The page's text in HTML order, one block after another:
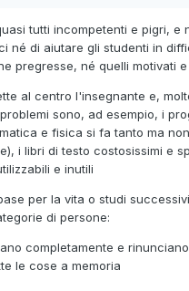
tutti incompetenti e pigri, e
né di aiutare gli studenti in
pregresse, né quelli motivati e
al centro l'insegnante e,
sono, ad esempio, i
e fisica si fa tanto ma
i libri di testo costosissimi e
e inutili
per la vita o studi
di persone:
completamente e
le cose a memoria